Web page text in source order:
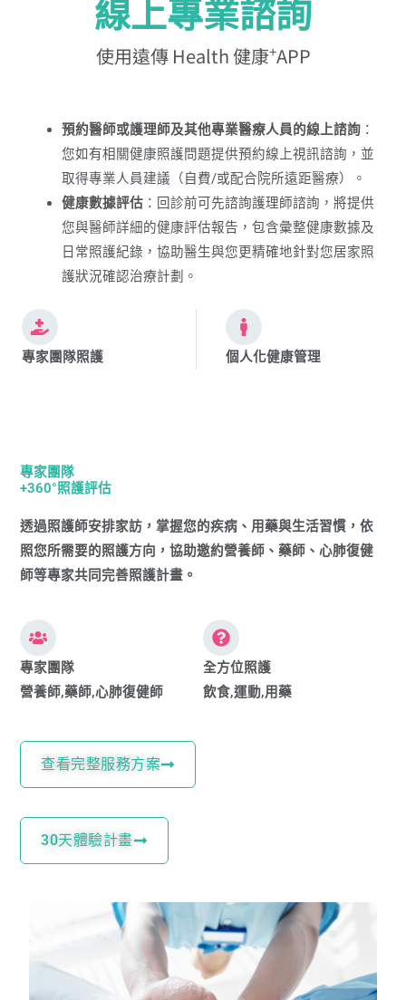
線上專業諮詢
使用遠傳 Health 健康+APP
預約醫師或護理師及其他專業醫療人員的線上諮詢：
您如有相關健康照護問題提供預約線上視訊諮詢，並
取得專業人員建議（自費/或配合院所遠距醫療）。
健康數據評估：回診前可先諮詢護理師諮詢，將提供
您與醫師詳細的健康評估報告，包含彙整健康數據及
日常照護紀錄，協助醫生與您更精確地針對您居家照
護狀況確認治療計劃。
專家團隊照護 個人化健康管理
專家團隊
+360°照護評估
透過照護師安排家訪，掌握您的疾病、用藥與生活習慣，依
照您所需要的照護方向，協助邀約營養師、藥師、心肺復健
師等專家共同完善照護計畫。
專家團隊
營養師,藥師,心肺復健師
全方位照護
飲食,運動,用藥
查看完整服務方案
30天體驗計畫